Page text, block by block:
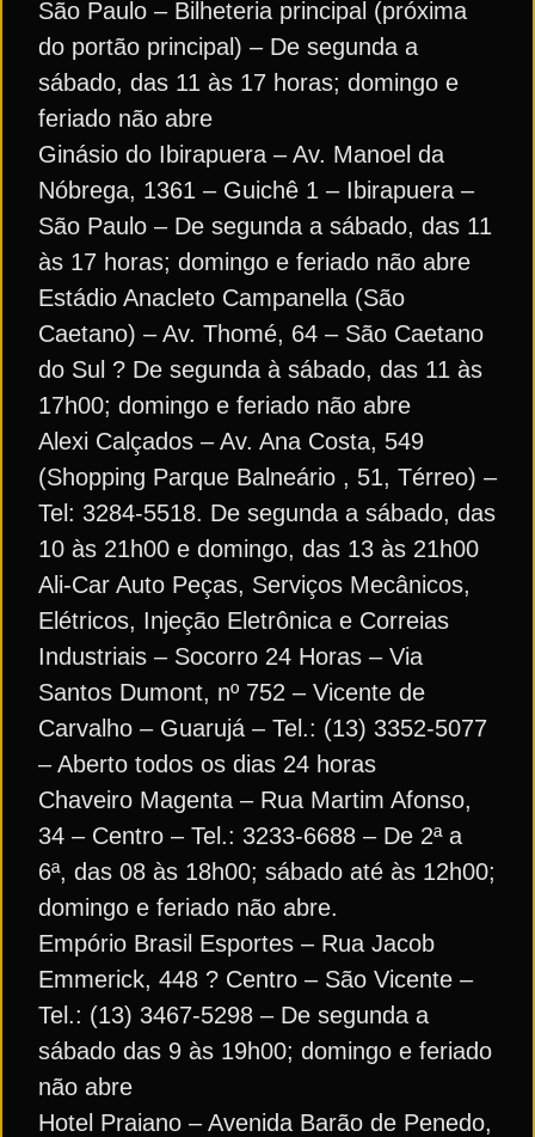
São Paulo – Bilheteria principal (próxima
do portão principal) – De segunda a
sábado, das 11 às 17 horas; domingo e
feriado não abre
Ginásio do Ibirapuera – Av. Manoel da
Nóbrega, 1361 – Guichê 1 – Ibirapuera –
São Paulo – De segunda a sábado, das 11
às 17 horas; domingo e feriado não abre
Estádio Anacleto Campanella (São
Caetano) – Av. Thomé, 64 – São Caetano
do Sul ? De segunda à sábado, das 11 às
17h00; domingo e feriado não abre
Alexi Calçados – Av. Ana Costa, 549
(Shopping Parque Balneário , 51, Térreo) –
Tel: 3284-5518. De segunda a sábado, das
10 às 21h00 e domingo, das 13 às 21h00
Ali-Car Auto Peças, Serviços Mecânicos,
Elétricos, Injeção Eletrônica e Correias
Industriais – Socorro 24 Horas – Via
Santos Dumont, nº 752 – Vicente de
Carvalho – Guarujá – Tel.: (13) 3352-5077
– Aberto todos os dias 24 horas
Chaveiro Magenta – Rua Martim Afonso,
34 – Centro – Tel.: 3233-6688 – De 2ª a
6ª, das 08 às 18h00; sábado até às 12h00;
domingo e feriado não abre.
Empório Brasil Esportes – Rua Jacob
Emmerick, 448 ? Centro – São Vicente –
Tel.: (13) 3467-5298 – De segunda a
sábado das 9 às 19h00; domingo e feriado
não abre
Hotel Praiano – Avenida Barão de Penedo,